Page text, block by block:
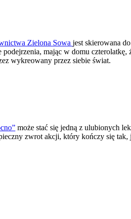
Zielona Sowa jest skierowana
mając w domu czterolatkę,
wykreowany przez siebie świat.
może stać się jedną z ulubionych
zwrot akcji, który kończy się